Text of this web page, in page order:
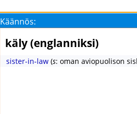
Käännös:
käly (englanniksi)
sister-in-law (s: oman aviopuolison